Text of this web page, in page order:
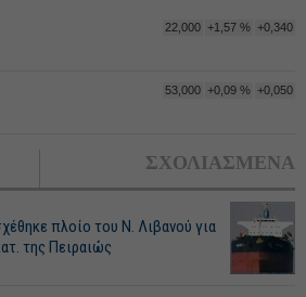
22,000 +1,57 % +0,340
53,000 +0,09 % +0,050
ΣΧΟΛΙΑΣΜΕΝΑ
πλοίο του Ν. Λιβανού για
της Πειραιώς